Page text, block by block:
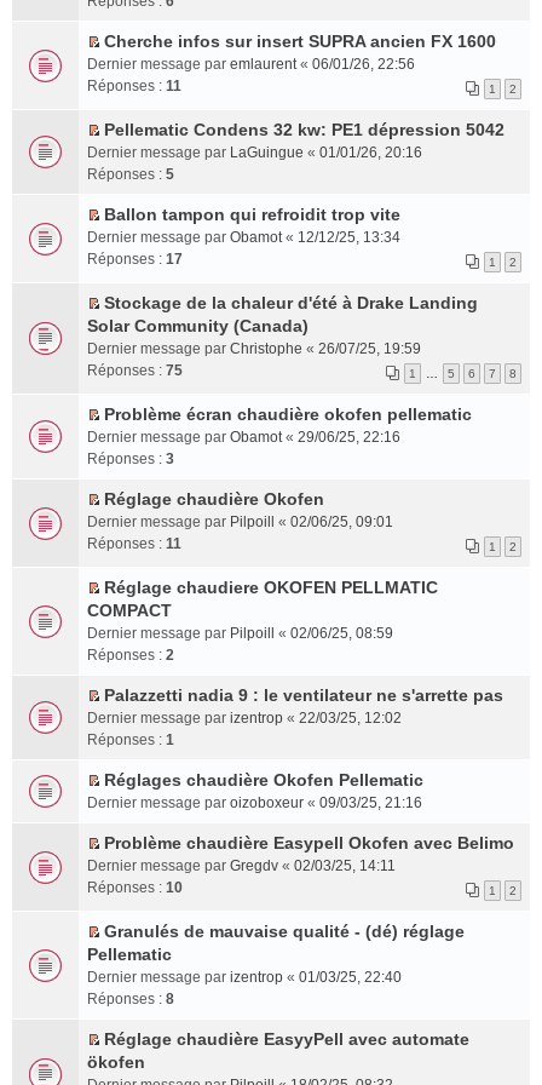
é
e
n
t
l
u
r
é
e
n
t
n
u
l
p
u
é
c
n
e
n
o
u
l
p
l
u
é
c
e
e
s
s
g
e
n
n
l
u
e
p
l
u
é
c
n
t
e
r
l
m
e
s
a
g
e
o
n
l
u
e
p
l
s
r
é
e
n
t
s
u
l
e
r
l
m
e
s
a
g
e
n
n
l
u
e
p
l
s
r
é
c
n
t
C
o
s
u
l
e
r
l
m
e
s
s
g
n
n
l
u
e
p
u
é
c
n
t
Cherche infos sur insert SUPRA ancien FX 1600
Dernier message par emlaurent« 06/01/26, 22:56
Réponses : 11 1 2
C
o
s
u
l
e
r
l
e
e
s
s
g
e
n
n
l
u
l
p
l
u
é
e
n
t
Pellematic Condens 32 kw: PE1 dépression 5042
Dernier message par LaGuingue « 01/01/26, 20:16
Réponses : 5
C
o
s
t
e
m
e
s
s
g
e
o
n
u
l
p
l
s
r
é
e
n
t
Ballon tampon qui refroidit trop vite
Dernier message par Obamot« 12/12/25, 13:34
Réponses : 17 1 2
C
o
n
u
t
l
e
e
s
a
e
n
o
u
e
p
l
s
r
é
c
n
t
Stockage de la chaleur d'été à Drake Landing
Solar Community (Canada)
Dernier message par Christophe « 26/07/25, 19:59
Réponses : 75 1 5 6 7 8
C
o
s
u
l
e
r
l
e
e
s
s
g
e
o
n
l
e
p
l
s
r
Problème écran chaudière okofen pellematic
Dernier message par Obamot« 29/06/25, 22:16
Réponses : 3
C
o
s
u
t
l
e
e
s
a
g
e
o
n
l
u
e
p
Réglage chaudière Okofen
Dernier message par Pilpoill « 02/06/25, 09:01
Réponses : 11 1 2
C
o
n
u
l
t
l
m
e
s
a
g
e
n
n
l
Réglage chaudiere OKOFEN PELLMATIC
COMPACT
Dernier message par Pilpoill « 02/06/25, 08:59
Réponses : 2
C
o
s
u
e
r
e
m
e
s
a
g
Palazzetti nadia 9 : le ventilateur ne s'arrette pas
Dernier message par izentrop « 22/03/25, 12:02
Réponses : 1
C
n
s
u
e
r
l
m
e
s
Réglages chaudière Okofen Pellematic
Dernier message par oizoboxeur « 09/03/25, 21:16
C
o
s
t
l
e
Problème chaudière Easypell Okofen avec Belimo
Dernier message par Gregdv « 02/03/25, 14:11
Réponses : 10 1 2
C
o
n
u
l
t
Granulés de mauvaise qualité - (dé) réglage
Pellematic
Dernier message par izentrop « 01/03/25, 22:40
Réponses : 8
C
o
Réglage chaudière EasyyPell avec automate
ökofen